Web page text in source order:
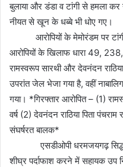
बुलाया और डंडा व टांगी से हमला कर
नीयत से खून के धब्बे भी धोए गए।
आरोपियों के मेमोरंडम पर टांगी
आरोपियों के खिलाफ धारा 49,
रामस्वरूप सारथी और देवनंदन
उपरांत जेल भेजा गया है, वहीं
गया। *गिरफ्तार आरोपित – (1)
वर्ष (2) देवनंदन राठिया पिता
संघर्षरत बालक*
एसडीओपी धरमजयगढ़ सिद्धांत
शीघ्र पर्दाफाश करने में सहायक उप